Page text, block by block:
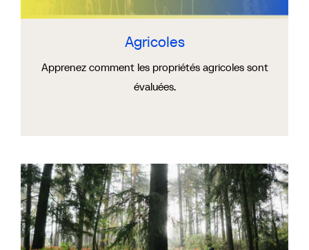
Agricoles
Apprenez comment les propriétés agricoles sont
évaluées.